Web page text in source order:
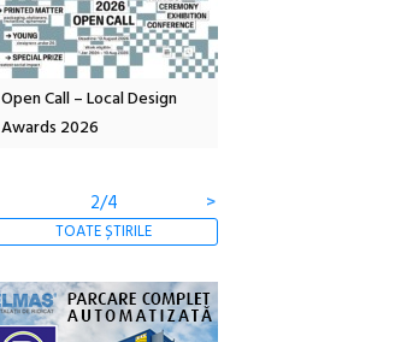
Open Call – Local Design
Awards 2026
2/4 >
TOATE ȘTIRILE